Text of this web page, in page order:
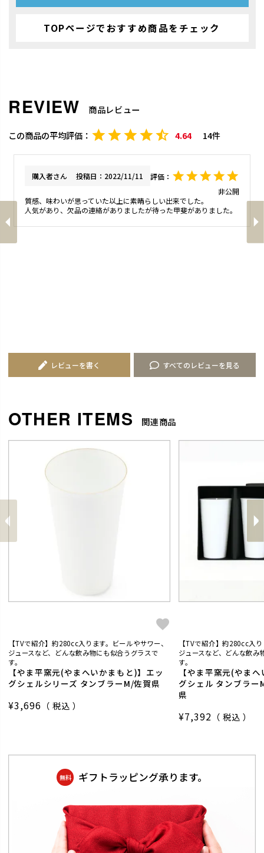
TOPページでおすすめ商品をチェック
商品レビュー
4.64 14
購入者
非公開
投稿日 2022/11/11
質感、味わいが思っていた以上に素晴らしい出来でした。
人気があり、欠品の連絡がありましたが待った甲斐がありました。
すべてのレビューを見る
レビューを書く
関連商品
前
へ
【TVで紹介】約280cc入ります。ビールやサワー、
ジュースなど、どんな飲み物にも似合うグラスで
す。
【やま平窯元(やまへいかまもと)】エッ
グシェルシリーズ タンブラーM/佐賀県
¥3,696 税込
【TVで紹介】約280cc入
ジュースなど、どんな飲み
す。
【やま平窯元(やま
グシェル タンブラ
県
¥7,392 税込
次
へ
無料 ギフトラッピング承ります。